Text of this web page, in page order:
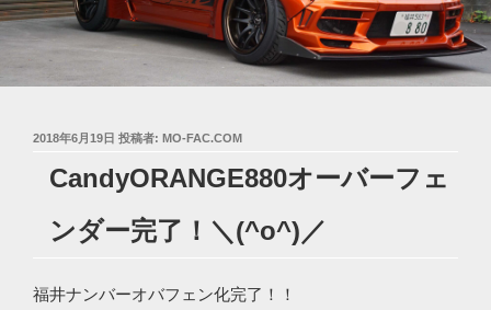
投
2018年6月19日 投稿者: MO-FAC.COM
CandyORANGE880オーバーフェ
ンダー完了！＼(^o^)／
福井ナンバーオバフェン化完了！！